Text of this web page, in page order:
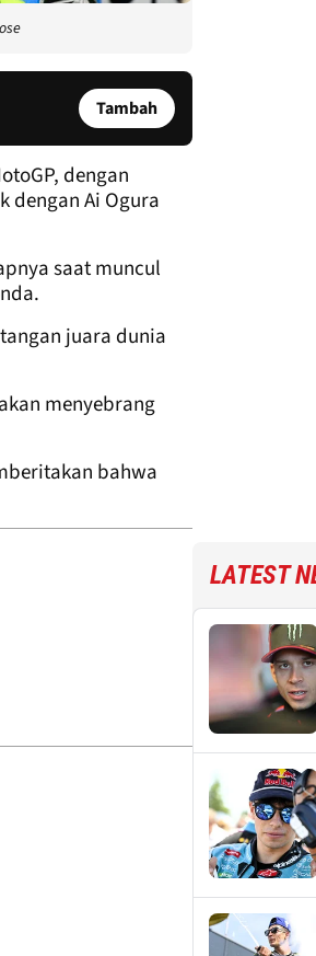
Tambah
dengan
dengan Ai Ogura
saat muncul
juara dunia
menyebrang
bahwa
LATEST